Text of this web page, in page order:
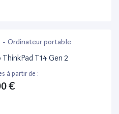
- Ordinateur portable
ThinkPad T14 Gen 2
à partir de :
€